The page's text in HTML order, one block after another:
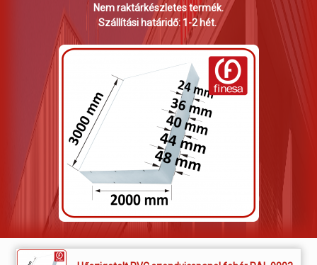
Nem raktárkészletes termék.
Szállítási határidő: 1-2 hét.